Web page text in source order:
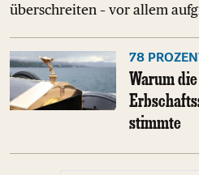
überschreiten – vor allem
78
Warum
stimmte